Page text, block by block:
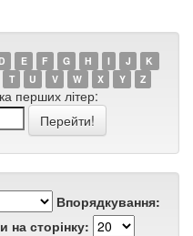
D E F G H I J
K
T U V W X Y Z
перших літер:
Впорядкування:
на сторінку: